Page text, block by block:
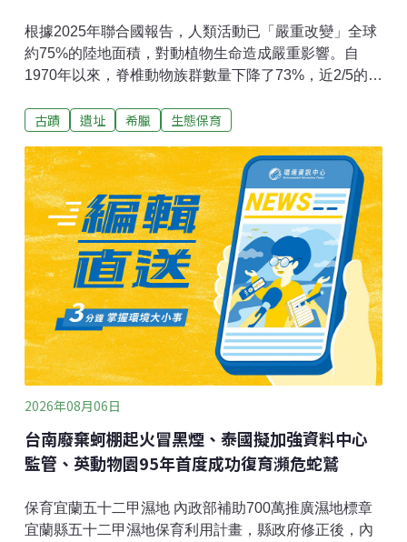
根據2025年聯合國報告，人類活動已「嚴重改變」全球
約75%的陸地面積，對動植物生命造成嚴重影響。自
1970年以來，脊椎動物族群數量下降了73%，近2/5的植
之地」的希臘也不例外，如今已有超過21%的物種受到
——在各地的古希臘遺址中，竟然探索到了驚人的生物
多樣性。這些受保護的古蹟因為免於開發和農業活動的
影響，意外成為瀕危物種的庇護所，最新研究顯示，在
20個希臘文化遺產地點中，竟然集中了4403種物種，佔
希臘全國已知生物多樣性的11%，而這些地點的面積僅
佔國土總面積的0.08%。
古蹟 遺址 希臘 生態保育
2026年08月06日
台南廢棄蚵棚起火冒黑煙、泰國擬加強資料中心
監管、英動物園95年首度成功復育瀕危蛇鷲
保育宜蘭五十二甲濕地 內政部補助700萬推廣濕地標章
宜蘭縣五十二甲濕地保育利用計畫，縣政府修正後，內